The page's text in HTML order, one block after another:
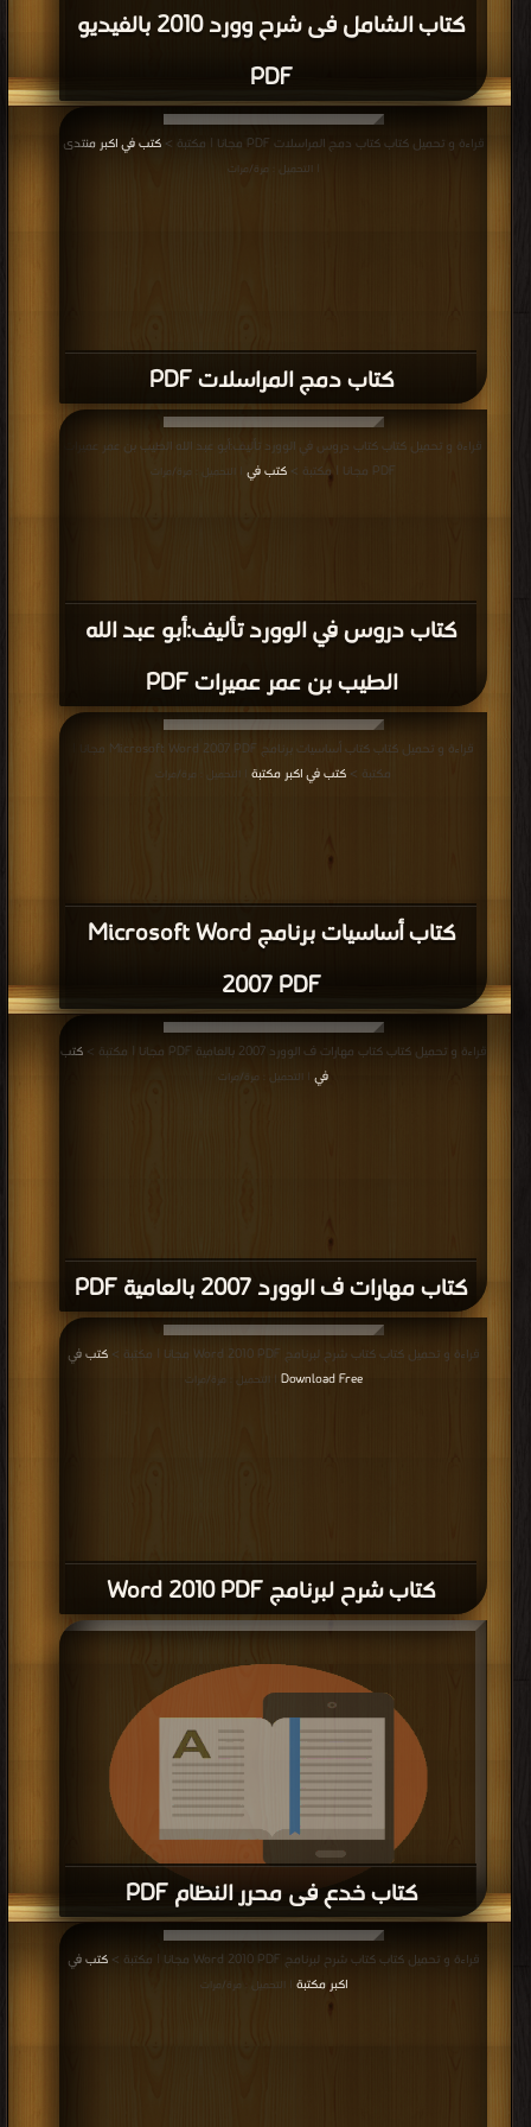
كتاب الشامل فى شرح وورد 2010 بالفيديو
PDF
كتاب دمج المراسلات PDF
قراءة و تحميل كتاب كتاب دمج المراسلات PDF مجانا | مكتبة > كتب في اكبر منتدى
| التحميل : مرة/مرات
كتاب دروس في الوورد تأليف:أبو عبد الله
الطيب بن عمر عميرات PDF
قراءة و تحميل كتاب كتاب دروس في الوورد تأليف:أبو عبد الله الطيب بن عمر عميرات
PDF مجانا | مكتبة >
كتب في | التحميل : مرة/مرات
كتاب أساسيات برنامج Microsoft Word
2007 PDF
قراءة و تحميل كتاب كتاب أساسيات برنامج Microsoft Word 2007 PDF مجانا |
مكتبة > كتب في اكبر مكتبة | التحميل : مرة/مرات
كتاب مهارات ف الوورد 2007 بالعامية PDF
قراءة و تحميل كتاب كتاب مهارات ف الوورد 2007 بالعامية PDF مجانا | مكتبة >
كتب
في
| التحميل : مرة/مرات
كتاب شرح لبرنامج Word 2010 PDF
قراءة و تحميل كتاب كتاب شرح لبرنامج Word 2010 PDF مجانا | مكتبة >
كتب في
Download Free
| التحميل : مرة/مرات
كتاب خدع فى محرر النظام PDF
قراءة و تحميل كتاب كتاب خدع فى محرر النظام PDF مجانا | مكتبة >
موقع| التحميل : مرة/مراتقراءة و تحميل كتاب كتاب شرح لبرنامج Word 2010 PDF مجانا | مكتبة >
كتب في
اكبر مكتبة
| التحميل : مرة/مرات